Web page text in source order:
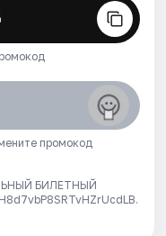
промокод
БИЛЕТНЫЙ